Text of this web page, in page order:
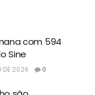
com 594
Sine
DE 2026 0